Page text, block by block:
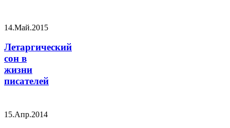
14.Май.2015
Летаргический
сон в
жизни
писателей
15.Апр.2014